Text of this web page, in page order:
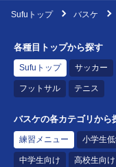
Sufuトップ バスケ
各種目トップから探す
Sufuトップ サッカー
フットサル テニス
バスケの各カテゴリから
練習メニュー 小学生
中学生向け 高校生向け